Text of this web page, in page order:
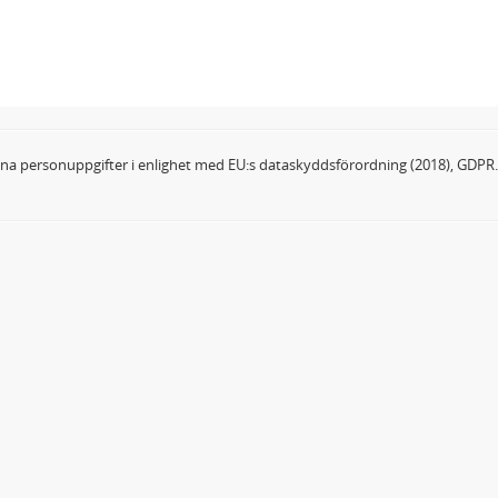
personuppgifter i enlighet med EU:s dataskyddsförordning (2018), GDPR.